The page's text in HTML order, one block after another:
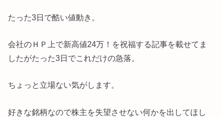
たった3日で酷い値動き。
会社のＨＰ上で新高値24万！を祝福する記事を載せてま
したがたった3日でこれだけの急落。
ちょっと立場ない気がします。
好きな銘柄なので株主を失望させない何かを出してほし